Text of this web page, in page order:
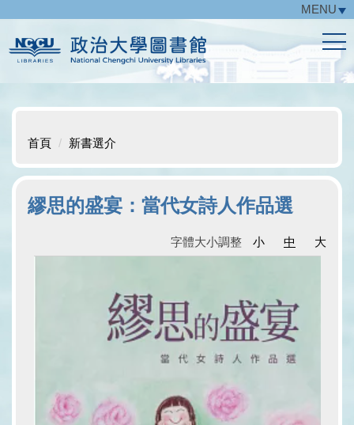
主
要
區
MENU
首頁 新書選介
繆思的盛宴：當代女詩人作品選
字體大小調整 小 中 大